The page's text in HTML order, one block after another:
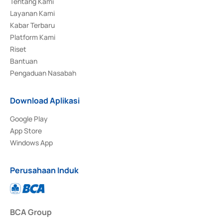
Layanan Kami
Kabar Terbaru
Platform Kami
Riset
Bantuan
Pengaduan Nasabah
Download Aplikasi
Google Play
App Store
Windows App
Perusahaan Induk
BCA Group